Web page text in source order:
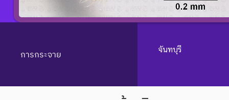
การกระจาย จันทบุรี